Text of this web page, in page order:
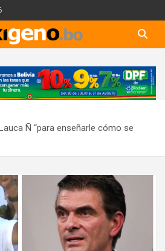
Ñ “para enseñarle cómo se